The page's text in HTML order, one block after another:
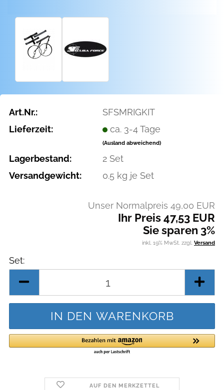
Art.Nr.:
SFSMRIGKIT
Lieferzeit:
ca. 3-4 Tage
(Ausland abweichend)
Lagerbestand: 2 Set
Versandgewicht:
0.5 kg je Set
Unser Normalpreis 49,00 EUR
Ihr Preis 47,53 EUR
Sie sparen 3%
inkl. 19% MwSt. zzgl. Versand
Set:
AUF DEN MERKZETTEL